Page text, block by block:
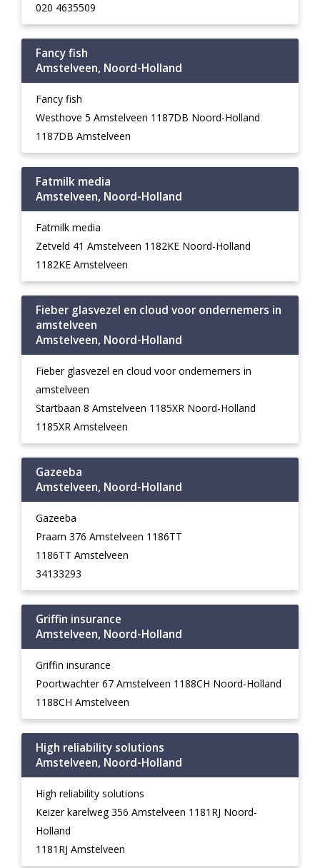
020 4635509
Fancy fish
Amstelveen, Noord-Holland
Fancy fish
Westhove 5 Amstelveen 1187DB Noord-Holland
1187DB Amstelveen
Fatmilk media
Amstelveen, Noord-Holland
Fatmilk media
Zetveld 41 Amstelveen 1182KE Noord-Holland
1182KE Amstelveen
Fieber glasvezel en cloud voor ondernemers in
amstelveen
Amstelveen, Noord-Holland
Fieber glasvezel en cloud voor ondernemers in
amstelveen
Startbaan 8 Amstelveen 1185XR Noord-Holland
1185XR Amstelveen
Gazeeba
Amstelveen, Noord-Holland
Gazeeba
Praam 376 Amstelveen 1186TT
1186TT Amstelveen
34133293
Griffin insurance
Amstelveen, Noord-Holland
Griffin insurance
Poortwachter 67 Amstelveen 1188CH Noord-Holland
1188CH Amstelveen
High reliability solutions
Amstelveen, Noord-Holland
High reliability solutions
Keizer karelweg 356 Amstelveen 1181RJ Noord-
Holland
1181RJ Amstelveen